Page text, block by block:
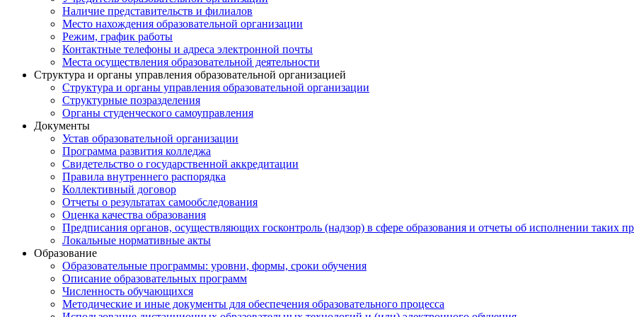
Наличие представительств и филиалов
Место нахождения образовательной организации
Режим, график работы
Контактные телефоны и адреса электронной почты
Места осуществления образовательной деятельности
Структура и органы управления образовательной организацией
Структура и органы управления образовательной организации
Структурные позразделения
Органы студенческого самоуправления
Документы
Устав образовательной организации
Программа развития колледжа
Свидетельство о государственной аккредитации
Правила внутреннего распорядка
Коллективный договор
Отчеты о результатах самообследования
Оценка качества образования
Предписания органов, осуществляющих госконтроль (надзор) в сфере образования и отчеты об исполнении таких
Локальные нормативные акты
Образование
Образовательные программы: уровни, формы, сроки обучения
Описание образовательных программ
Численность обучающихся
Методические и иные документы для обеспечения образовательного процесса